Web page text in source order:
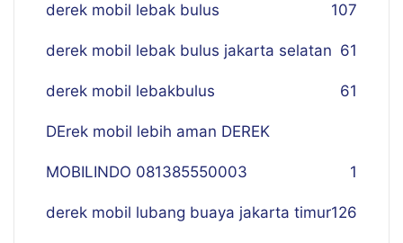
derek mobil lebak bulus 107
derek mobil lebak bulus jakarta selatan 61
derek mobil lebakbulus 61
DErek mobil lebih aman DEREK
MOBILINDO 081385550003 1
derek mobil lubang buaya jakarta timur126